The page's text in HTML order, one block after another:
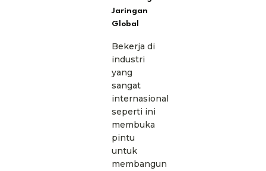
Jaringan
Global
Bekerja di
industri
yang
sangat
internasional
seperti ini
membuka
pintu
untuk
membangun